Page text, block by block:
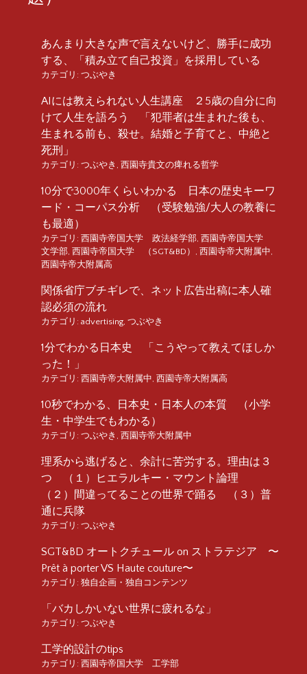
あんまり大きな声で言えないけど、勝手に成功
する、「積み立て自己投資」を採用している
カテゴリ: つぶやき
AIには教えられない人生講座 ２5歳の自分に向
けて人生を語ろう 「犯罪者は生まれた後も、
生まれる前も、殺せ。結婚と子育てと、中絶と
死刑」
カテゴリ: つぶやき 西園寺貴文の痺れる哲学
10分で3000年くらいわかる 日本の歴史キーワ
ード・コーパス分析 （受験勉強/大人の教養に
も最適）
カテゴリ: 西園寺帝国大学 政法経学部 西園寺帝国大学
文学部 西園寺帝国大学 （SGT&BD） 西園寺帝大附属中
西園寺帝大附属高
関係省庁ブチギレで、ネット広告出稿に本人確
認必須の流れ
カテゴリ: advertising つぶやき
1分でわかる日本史 「こうやって教えてほしか
った！」
カテゴリ: 西園寺帝大附属中 西園寺帝大附属高
10秒でわかる、日本史・日本人の本質 （小学
生・中学生でもわかる）
カテゴリ: つぶやき 西園寺帝大附属中
理系から逃げると、余計に苦労する。理由は３
つ （１）ヒエラルキー・マウント論理
（２）間違ってることの世界で踊る （３）普
通に兵隊
カテゴリ: つぶやき
SGT&BD オートクチュール on ストラテジア 〜
Prêt à porter VS Haute couture〜
カテゴリ: 独自企画・独自コンテンツ
「バカしかいない世界に疲れるな」
カテゴリ: つぶやき
工学的設計のtips
カテゴリ: 西園寺帝国大学 工学部